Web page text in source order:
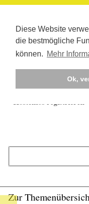
Diese Website
die bestmögliche
können. Mehr
Ok,
Kostenlos registrieren
Zur